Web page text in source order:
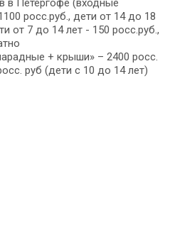
росс.руб., дети от 14 до 18
от 7 до 14 лет - 150 росс.руб.,
+ крыши» – 2400 росс.
руб (дети с 10 до 14 лет)